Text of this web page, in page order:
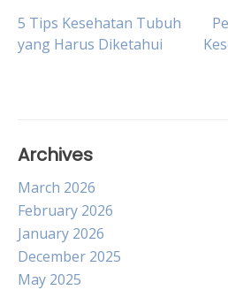
Post
5 Tips Kesehatan Tubuh
yang Harus Diketahui
Archives
March 2026
February 2026
January 2026
December 2025
May 2025